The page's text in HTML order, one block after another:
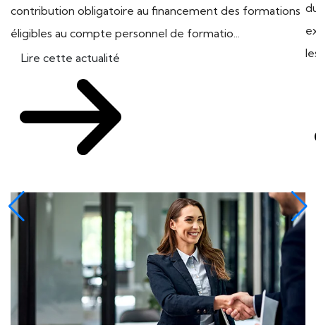
contribution obligatoire au financement des formations
éligibles au compte personnel de formatio...
Lire cette actualité